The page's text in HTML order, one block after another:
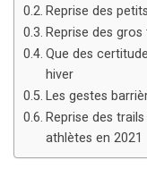
Reprise des
Reprise des gros
Que des
hiver
Les gestes
Reprise des
athlètes en 2021